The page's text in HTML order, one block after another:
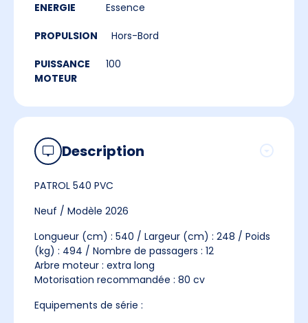
ENERGIE Essence
PROPULSION Hors-Bord
PUISSANCE
MOTEUR
100
Description
PATROL 540 PVC
Neuf / Modèle 2026
Longueur (cm) : 540 / Largeur (cm) : 248 / Poids
(kg) : 494 / Nombre de passagers : 12
Arbre moteur : extra long
Motorisation recommandée : 80 cv
Equipements de série :